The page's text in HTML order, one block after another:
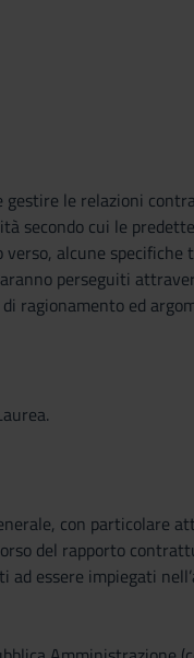
gestire le relazioni
secondo cui le
alcune
perseguiti
ragionamento ed
con particolare
del rapporto
essere impiegati